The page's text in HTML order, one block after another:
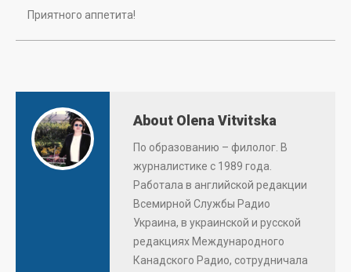
Приятного аппетита!
About Olena Vitvitska
По образованию – филолог. В
журналистике с 1989 года.
Работала в английской редакции
Всемирной Службы Радио
Украина, в украинской и русской
редакциях Международного
Канадского Радио, сотрудничала